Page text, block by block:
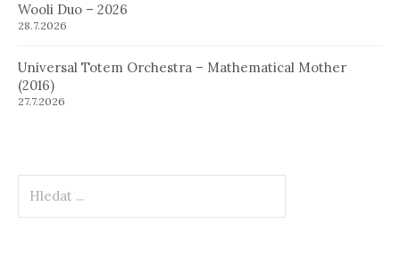
Wooli Duo – 2026
28.7.2026
Universal Totem Orchestra – Mathematical Mother
(2016)
27.7.2026